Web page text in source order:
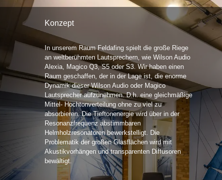
Konzept
In unserem Raum Feldafing spielt die große Riege
an weltberühmten Lautsprechern, wie Wilson Audio
Alexia, Magico Q3, S5 oder S3. Wir haben einen
Raum geschaffen, der in der Lage ist, die enorme
Dynamik dieser Wilson Audio oder Magico
Lautsprecher aufzunehmen. D.h. eine gleichmäßige
Mittel- Hochtonverteilung ohne zu viel zu
absorbieren. Die Tieftonenergie wird über in der
Resonanzfrequenz abstimmbaren
Helmholzresonatoren bewerkstelligt. Die
Problematik der großen Glasflächen wird mit
Akustikvorhängen und transparenten Diffusoren
bewältigt.